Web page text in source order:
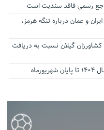
رسمی فاقد سندیت است
و عمان درباره تنگه هرمز،
گیلان نسبت به دریافت